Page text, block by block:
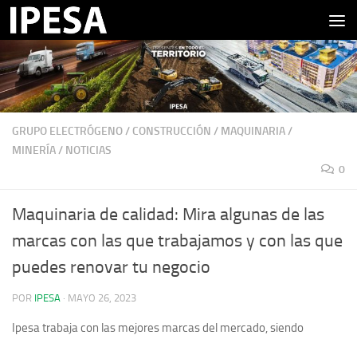
Saltar al contenido
GRUPO ELECTRÓGENO/ CONSTRUCCIÓN / MAQUINARIA/
MINERÍA/ NOTICIAS
0
Maquinaria de calidad: Mira algunas de las
marcas con las que trabajamos y con las que
puedes renovar tu negocio
POR IPESA · MAYO 26, 2023
Ipesa trabaja con las mejores marcas del mercado, siendo